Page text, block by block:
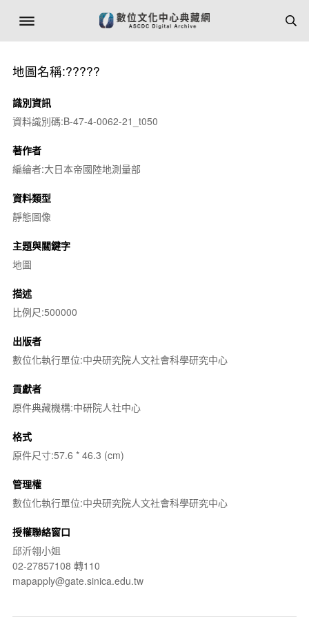
地圖名稱:?????
識別資訊
資料識別碼:B-47-4-0062-21_t050
著作者
編繪者:大日本帝國陸地測量部
資料類型
靜態圖像
主題與關鍵字
地圖
描述
比例尺:500000
出版者
數位化執行單位:中央研究院人文社會科學研究中心
貢獻者
原件典藏機構:中研院人社中心
格式
原件尺寸:57.6 * 46.3 (cm)
管理權
數位化執行單位:中央研究院人文社會科學研究中心
授權聯絡窗口
邱沂翎小姐
02-27857108 轉110
mapapply@gate.sinica.edu.tw